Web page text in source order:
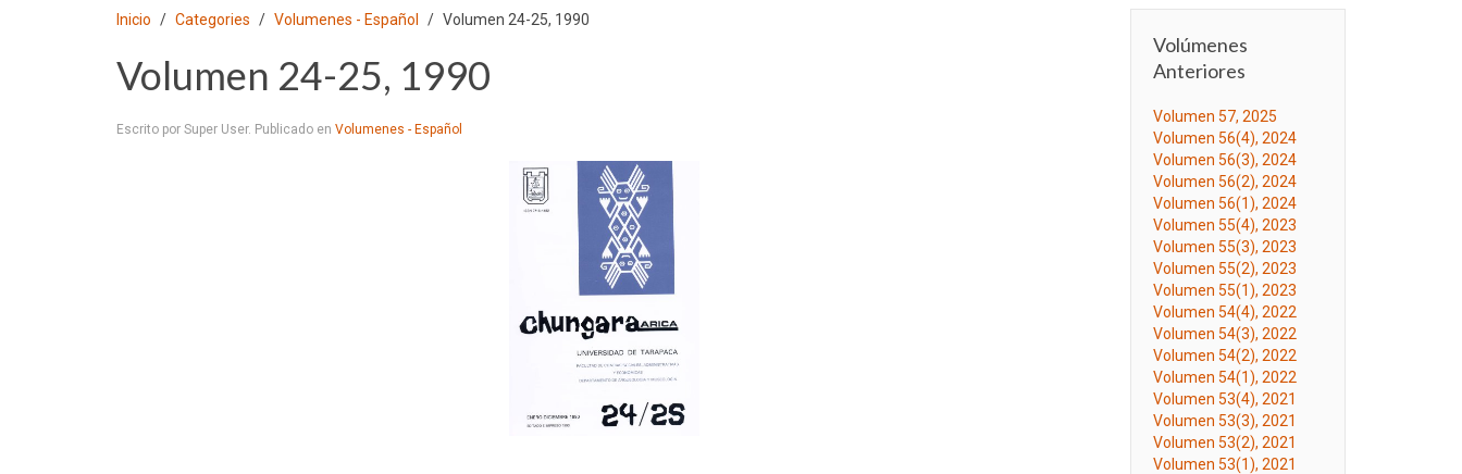
Inicio Categories Volumenes - Español Volumen 24-25, 1990
Volumen 24-25, 1990
Escrito por Super User. Publicado en Volumenes - Español
Volúmenes
Anteriores
Volumen 57, 2025
Volumen 56(4), 2024
Volumen 56(3), 2024
Volumen 56(2), 2024
Volumen 56(1), 2024
Volumen 55(4), 2023
Volumen 55(3), 2023
Volumen 55(2), 2023
Volumen 55(1), 2023
Volumen 54(4), 2022
Volumen 54(3), 2022
Volumen 54(2), 2022
Volumen 54(1), 2022
Volumen 53(4), 2021
Volumen 53(3), 2021
Volumen 53(2), 2021
Volumen 53(1), 2021